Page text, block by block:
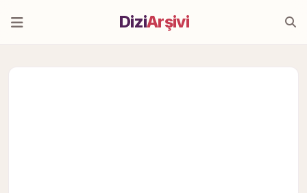
DiziArşivi